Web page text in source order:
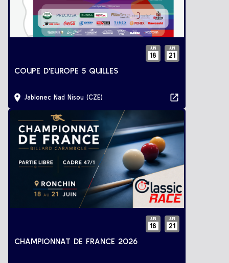
JUIN
18
JUIN
21
COUPE D'EUROPE 5 QUILLES
Jablonec Nad Nisou (CZE)
JUIN
18
JUIN
21
CHAMPIONNAT DE FRANCE 2026